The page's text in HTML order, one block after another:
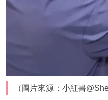
（圖片來源：小紅書